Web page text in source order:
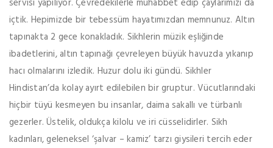
servisi yapılıyor. Çevredekilerle muhabbet edip çaylarımızı da
içtik. Hepimizde bir tebessüm hayatımızdan memnunuz. Altın
tapınakta 2 gece konakladık. Sikhlerin müzik eşliğinde
ibadetlerini, altın tapınağı çevreleyen büyük havuzda yıkanıp
hacı olmalarını izledik. Huzur dolu iki gündü. Sikhler
Hindistan’da kolay ayırt edilebilen bir gruptur. Vücutlarındaki
hiçbir tüyü kesmeyen bu insanlar, daima sakallı ve türbanlı
gezerler. Üstelik, oldukça kilolu ve iri cüsselidirler. Sikh
kadınları, geleneksel ‘şalvar – kamiz’ tarzı giysileri tercih eder